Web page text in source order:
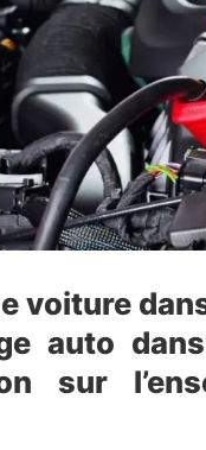
voiture
auto
sur